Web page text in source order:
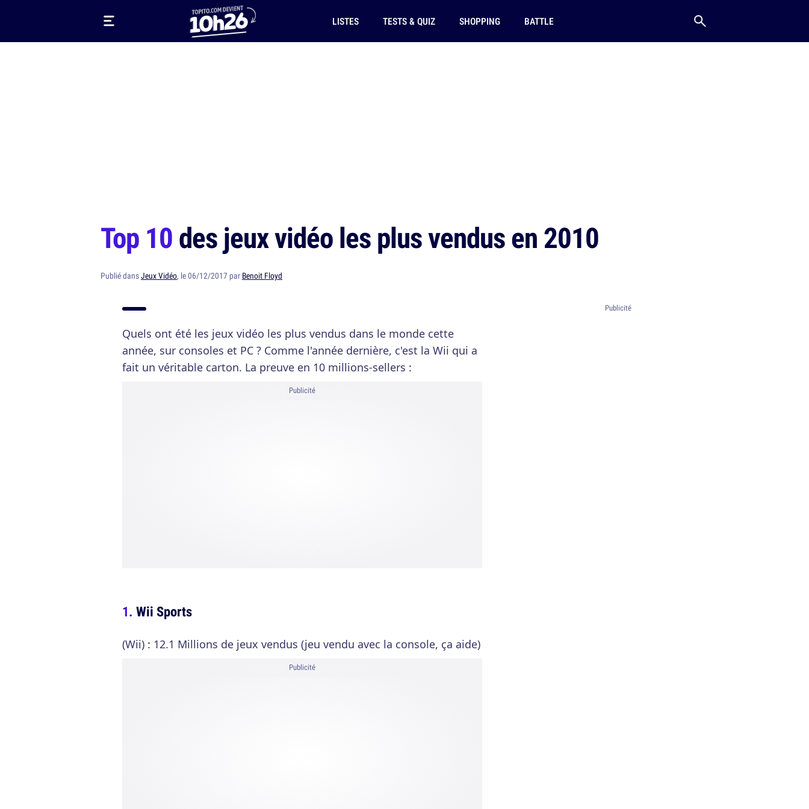
LISTES TESTS & QUIZ SHOPPING BATTLE
Top 10des jeux vidéo les plus vendus en 2010
Publié dansJeux Vidéo, le 06/12/2017 par Benoit Floyd
Quels ont été les jeux vidéo les plus vendus dans le monde cette
année, sur consoles et PC ? Comme l'année dernière, c'est la Wii qui a
fait un véritable carton. La preuve en 10 millions-sellers :
Publicité
Wii Sports
(Wii) : 12.1 Millions de jeux vendus (jeu vendu avec la console, ça aide)
Publicité